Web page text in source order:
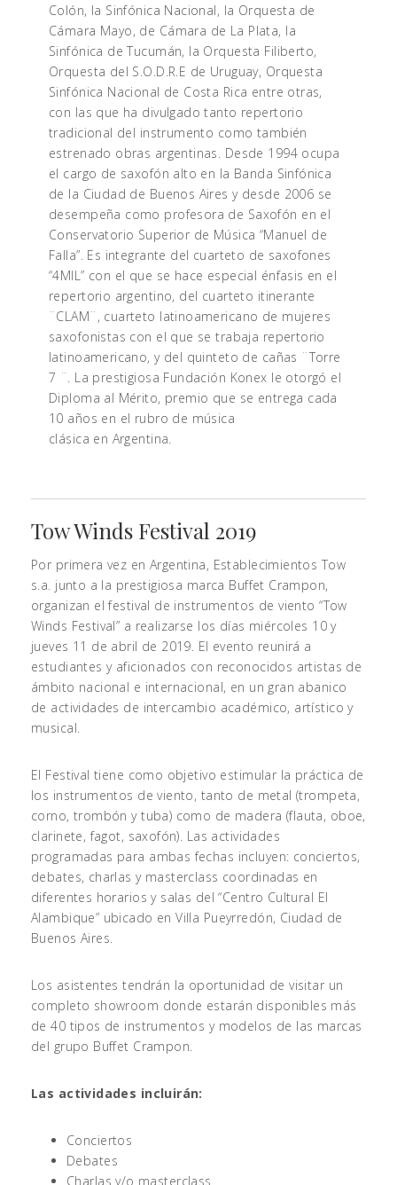
Colón, la Sinfónica Nacional, la Orquesta de
Cámara Mayo, de Cámara de La Plata, la
Sinfónica de Tucumán, la Orquesta Filiberto,
Orquesta del S.O.D.R.E de Uruguay, Orquesta
Sinfónica Nacional de Costa Rica entre otras,
con las que ha divulgado tanto repertorio
tradicional del instrumento como también
estrenado obras argentinas. Desde 1994 ocupa
el cargo de saxofón alto en la Banda Sinfónica
de la Ciudad de Buenos Aires y desde 2006 se
desempeña como profesora de Saxofón en el
Conservatorio Superior de Música “Manuel de
Falla”. Es integrante del cuarteto de saxofones
“4MIL” con el que se hace especial énfasis en el
repertorio argentino, del cuarteto itinerante
¨CLAM¨, cuarteto latinoamericano de mujeres
saxofonistas con el que se trabaja repertorio
latinoamericano, y del quinteto de cañas ¨Torre
7 ¨. La prestigiosa Fundación Konex le otorgó el
Diploma al Mérito, premio que se entrega cada
10 años en el rubro de música
clásica en Argentina.
Tow Winds Festival 2019
Por primera vez en Argentina, Establecimientos Tow
s.a. junto a la prestigiosa marca Buffet Crampon,
organizan el festival de instrumentos de viento “Tow
Winds Festival” a realizarse los días miércoles 10 y
jueves 11 de abril de 2019. El evento reunirá a
estudiantes y aficionados con reconocidos artistas de
ámbito nacional e internacional, en un gran abanico
de actividades de intercambio académico, artístico y
musical.
El Festival tiene como objetivo estimular la práctica de
los instrumentos de viento, tanto de metal (trompeta,
corno, trombón y tuba) como de madera (flauta, oboe,
clarinete, fagot, saxofón). Las actividades
programadas para ambas fechas incluyen: conciertos,
debates, charlas y masterclass coordinadas en
diferentes horarios y salas del “Centro Cultural El
Alambique” ubicado en Villa Pueyrredón, Ciudad de
Buenos Aires.
Los asistentes tendrán la oportunidad de visitar un
completo showroom donde estarán disponibles más
de 40 tipos de instrumentos y modelos de las marcas
del grupo Buffet Crampon.
Las actividades incluirán:
Conciertos
Debates
Charlas y/o masterclass